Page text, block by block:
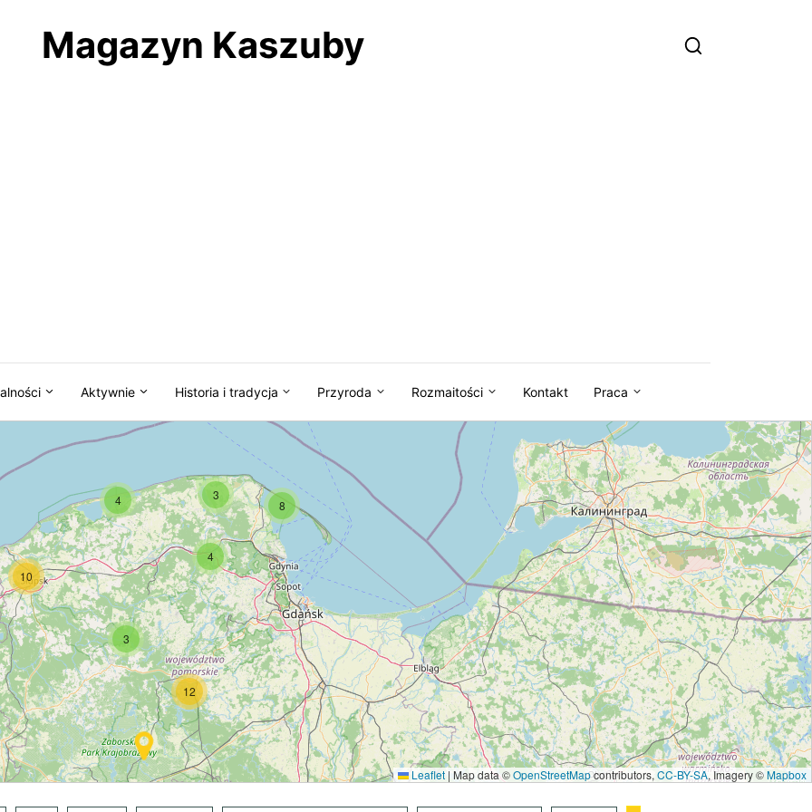
Magazyn Kaszuby
Aktywnie Historia i tradycja Przyroda Rozmaitości Kontakt Praca
8
3
4
3
4
10
12
Leaflet | Map data ©OpenStreetMapcontributors,CC-BY-SA, Imagery ©Mapbox